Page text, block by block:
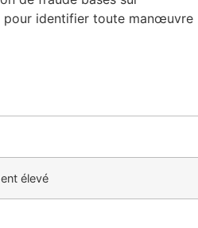
pour identifier toute manœuvre
élevé